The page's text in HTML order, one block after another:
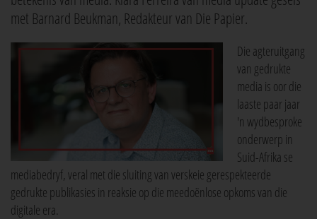
met Barnard Beukman, Redakteur van Die Papier.
Die agteruitgang
van gedrukte
media is oor die
laaste paar jaar
'n wydbesproke
onderwerp in
Suid-Afrika se
mediabedryf, veral met die sluiting van verskeie gerespekteerde
gedrukte publikasies in reaksie op die meedoënlose opkoms van die
digitale era.